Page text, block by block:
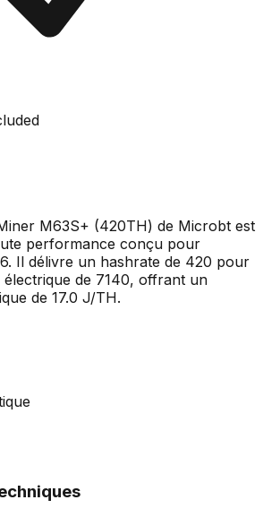
M63S+ (420TH) de Microbt est
performance conçu pour
Il délivre un hashrate de 420 pour
de 7140, offrant un
de 17.0 J/TH.